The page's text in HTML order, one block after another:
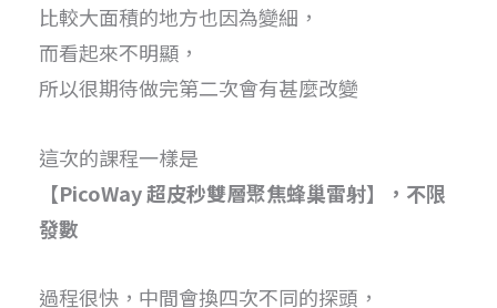
比較大面積的地方也因為變細，
而看起來不明顯，
所以很期待做完第二次會有甚麼改變
這次的課程一樣是
【PicoWay 超皮秒雙層聚焦蜂巢雷射】，不限
發數
過程很快，中間會換四次不同的探頭，